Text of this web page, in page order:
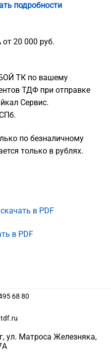
подробности
20 000 руб.
ТК по вашему
ТДФ при отправке
Сервис.
по безналичному
только в рублях.
скачать в PDF
в PDF
68 80
, ул. Матроса Железняка,